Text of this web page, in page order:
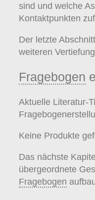
sind und welche
Kontaktpunkten
Der letzte
weiteren
Fragebogen
Aktuelle Literatur-
Keine Produkte
Das nächste
übergeordnete
Fragebogen